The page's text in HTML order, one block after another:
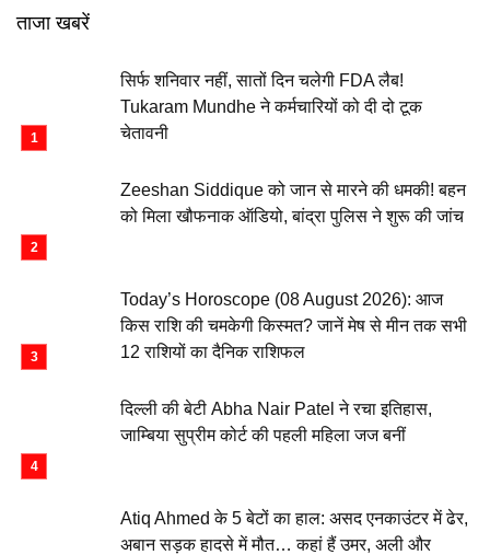
ताजा खबरें
सिर्फ शनिवार नहीं, सातों दिन चलेगी FDA लैब!
Tukaram Mundhe ने कर्मचारियों को दी दो टूक
चेतावनी
Zeeshan Siddique को जान से मारने की धमकी! बहन
को मिला खौफनाक ऑडियो, बांद्रा पुलिस ने शुरू की जांच
Today’s Horoscope (08 August 2026): आज
किस राशि की चमकेगी किस्मत? जानें मेष से मीन तक सभी
12 राशियों का दैनिक राशिफल
दिल्ली की बेटी Abha Nair Patel ने रचा इतिहास,
जाम्बिया सुप्रीम कोर्ट की पहली महिला जज बनीं
Atiq Ahmed के 5 बेटों का हाल: असद एनकाउंटर में ढेर,
अबान सड़क हादसे में मौत… कहां हैं उमर, अली और